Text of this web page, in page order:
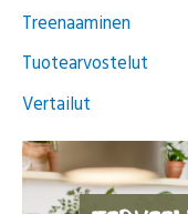
f
o
r
Treenaaminen
Tuotearvostelut
Vertailut